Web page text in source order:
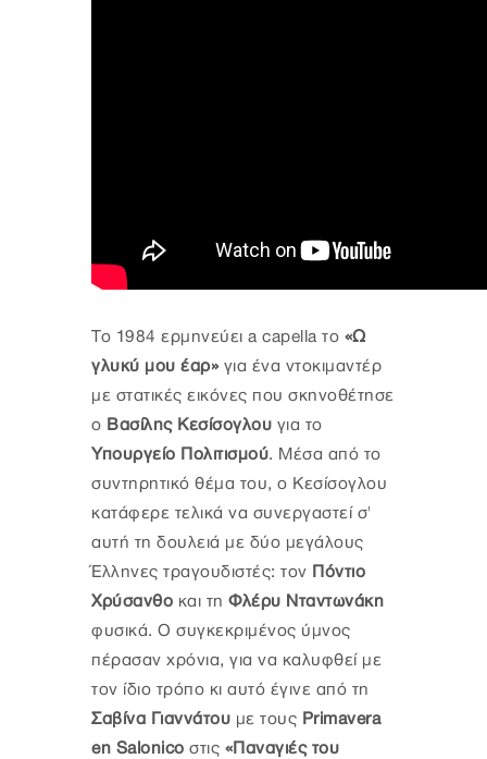
Το 1984 ερμηνεύει a capella το «Ω
γλυκύ μου έαρ» για ένα ντοκιμαντέρ
με στατικές εικόνες που σκηνοθέτησε
ο Βασίλης Κεσίσογλου για το
Υπουργείο Πολιτισμού. Μέσα από το
συντηρητικό θέμα του, ο Κεσίσογλου
κατάφερε τελικά να συνεργαστεί σ'
αυτή τη δουλειά με δύο μεγάλους
Έλληνες τραγουδιστές: τον Πόντιο
Χρύσανθο και τη Φλέρυ Νταντωνάκη
φυσικά. Ο συγκεκριμένος ύμνος
πέρασαν χρόνια, για να καλυφθεί με
τον ίδιο τρόπο κι αυτό έγινε από τη
Σαβίνα Γιαννάτου με τους Primavera
en Salonico στις «Παναγιές του